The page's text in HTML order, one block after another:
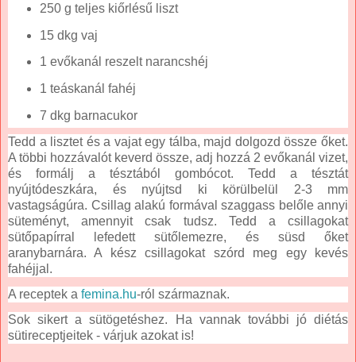
250 g teljes kiőrlésű liszt
15 dkg vaj
1 evőkanál reszelt narancshéj
1 teáskanál fahéj
7 dkg barnacukor
Tedd a lisztet és a vajat egy tálba, majd dolgozd össze őket.
A többi hozzávalót keverd össze, adj hozzá 2 evőkanál vizet,
és formálj a tésztából gombócot. Tedd a tésztát
nyújtódeszkára, és nyújtsd ki körülbelül 2-3 mm
vastagságúra. Csillag alakú formával szaggass belőle annyi
süteményt, amennyit csak tudsz. Tedd a csillagokat
sütőpapírral lefedett sütőlemezre, és süsd őket
aranybarnára. A kész csillagokat szórd meg egy kevés
fahéjjal.
A receptek a femina.hu-ról származnak.
Sok sikert a sütögetéshez. Ha vannak további jó diétás
sütireceptjeitek - várjuk azokat is!